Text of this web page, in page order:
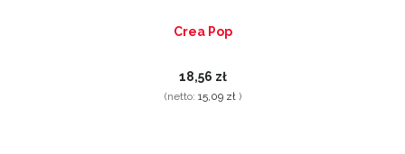
Crea Pop
18,56 zł
(netto: 15,09 zł)